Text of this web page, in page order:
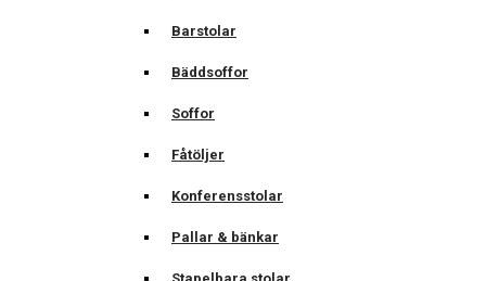
Barstolar
Bäddsoffor
Soffor
Fåtöljer
Konferensstolar
Pallar & bänkar